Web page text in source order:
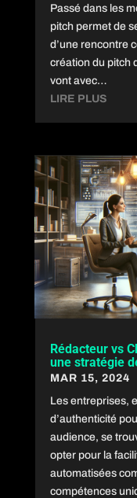
Passé dans les
pitch permet de
d’une rencontre
création du pitch
vont avec…
LIRE PLUS
Rédacteur vs
une stratégie
MAR 15, 2024
Les entreprises,
d’authenticité
audience, se
opter pour la
automatisées
compétences